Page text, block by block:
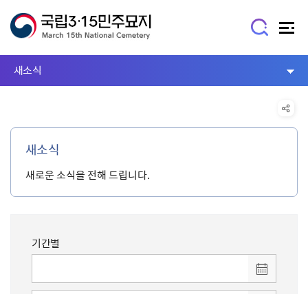
새소식
새소식
새로운 소식을 전해 드립니다.
기간별